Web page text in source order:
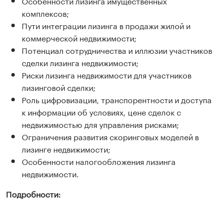
комплексов;
Пути интеграции лизинга в продажи жилой и
коммерческой недвижимости;
Потенциал сотрудничества и иллюзии участников
сделки лизинга недвижимости;
Риски лизинга недвижимости для участников
лизинговой сделки;
Роль цифровизации, транспорентности и доступа
к информации об условиях, цене сделок с
недвижимостью для управления рисками;
Ограничения развития скоринговых моделей в
лизинге недвижимости;
Особенности налогообложения лизинга
недвижимости.
Подробности: